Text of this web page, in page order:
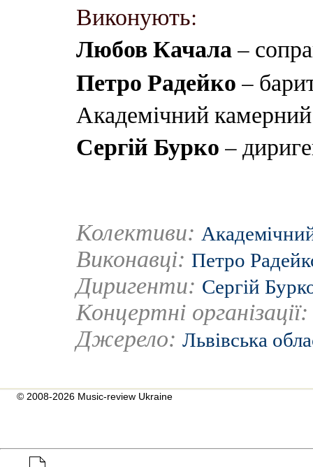
Виконують:
Любов Качала–
Петро Радейко –
Академічний
Сергій Бурко –
Колективи:
Виконавці: Петро
Диригенти: Сергій
Концертні
Джерело: Львівська
© 2008-2026 Music-review Ukraine